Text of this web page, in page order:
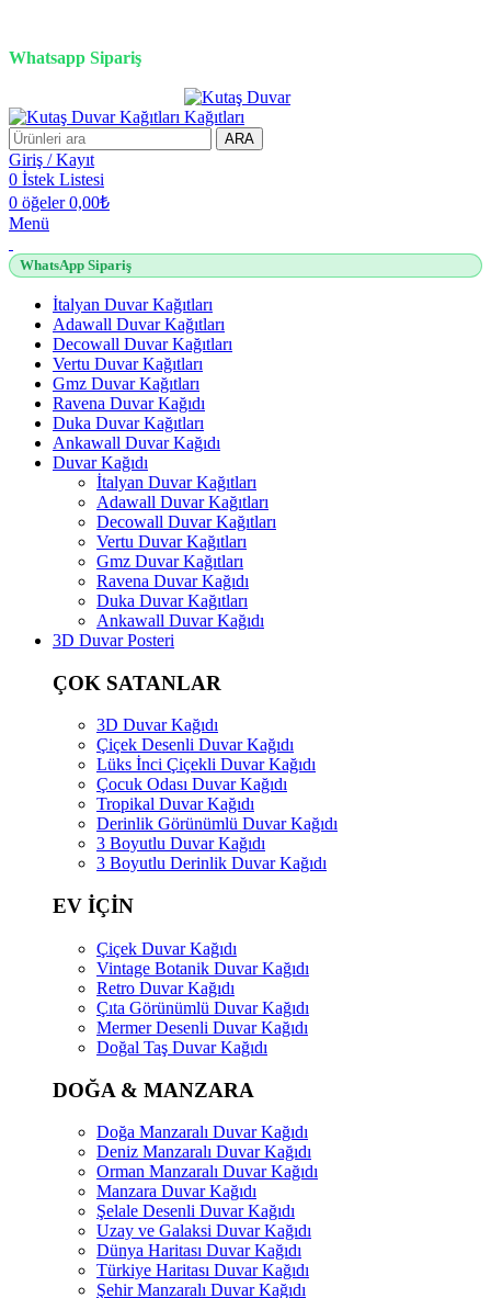
Whatsapp Sipariş
ARA
Giriş / Kayıt
0 İstek Listesi
0 öğeler 0,00₺
Menü
WhatsApp Sipariş
İtalyan Duvar Kağıtları
Adawall Duvar Kağıtları
Decowall Duvar Kağıtları
Vertu Duvar Kağıtları
Gmz Duvar Kağıtları
Ravena Duvar Kağıdı
Duka Duvar Kağıtları
Ankawall Duvar Kağıdı
Duvar Kağıdı
İtalyan Duvar Kağıtları
Adawall Duvar Kağıtları
Decowall Duvar Kağıtları
Vertu Duvar Kağıtları
Gmz Duvar Kağıtları
Ravena Duvar Kağıdı
Duka Duvar Kağıtları
Ankawall Duvar Kağıdı
3D Duvar Posteri
ÇOK SATANLAR
3D Duvar Kağıdı
Çiçek Desenli Duvar Kağıdı
Lüks İnci Çiçekli Duvar Kağıdı
Çocuk Odası Duvar Kağıdı
Tropikal Duvar Kağıdı
Derinlik Görünümlü Duvar Kağıdı
3 Boyutlu Duvar Kağıdı
3 Boyutlu Derinlik Duvar Kağıdı
EV İÇİN
Çiçek Duvar Kağıdı
Vintage Botanik Duvar Kağıdı
Retro Duvar Kağıdı
Çıta Görünümlü Duvar Kağıdı
Mermer Desenli Duvar Kağıdı
Doğal Taş Duvar Kağıdı
DOĞA & MANZARA
Doğa Manzaralı Duvar Kağıdı
Deniz Manzaralı Duvar Kağıdı
Orman Manzaralı Duvar Kağıdı
Manzara Duvar Kağıdı
Şelale Desenli Duvar Kağıdı
Uzay ve Galaksi Duvar Kağıdı
Dünya Haritası Duvar Kağıdı
Türkiye Haritası Duvar Kağıdı
Şehir Manzaralı Duvar Kağıdı